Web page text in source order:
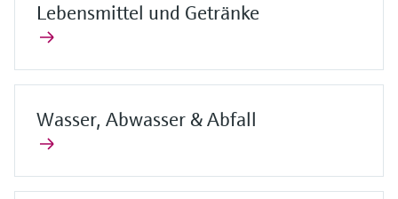
Lebensmittel und Getränke
Wasser, Abwasser & Abfall